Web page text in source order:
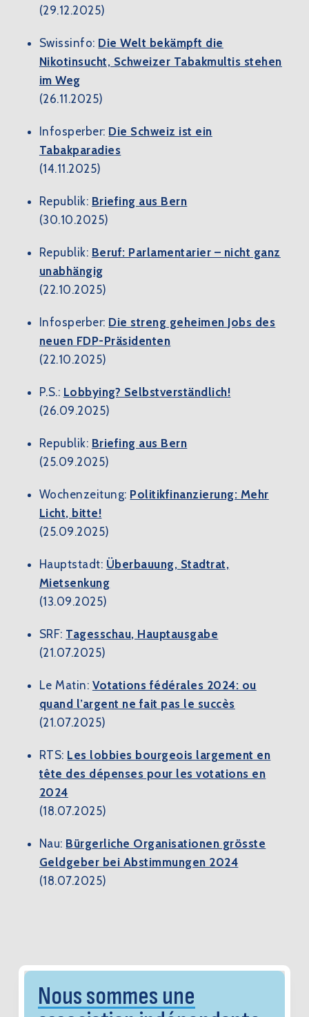
(29.12.2025)
Swissinfo: Die Welt bekämpft die
Nikotinsucht, Schweizer Tabakmultis stehen
im Weg
(26.11.2025)
Infosperber: Die Schweiz ist ein
Tabakparadies
(14.11.2025)
Republik: Briefing aus Bern
(30.10.2025)
Republik: Beruf: Parlamentarier – nicht ganz
unabhängig
(22.10.2025)
Infosperber: Die streng geheimen Jobs des
neuen FDP-Präsidenten
(22.10.2025)
P.S.: Lobbying? Selbstverständlich!
(26.09.2025)
Republik: Briefing aus Bern
(25.09.2025)
Wochenzeitung: Politikfinanzierung: Mehr
Licht, bitte!
(25.09.2025)
Hauptstadt: Überbauung, Stadtrat,
Mietsenkung
(13.09.2025)
SRF: Tagesschau, Hauptausgabe
(21.07.2025)
Le Matin: Votations fédérales 2024: ou
quand l’argent ne fait pas le succès
(21.07.2025)
RTS: Les lobbies bourgeois largement en
tête des dépenses pour les votations en
2024
(18.07.2025)
Nau: Bürgerliche Organisationen grösste
Geldgeber bei Abstimmungen 2024
(18.07.2025)
Nous sommes une